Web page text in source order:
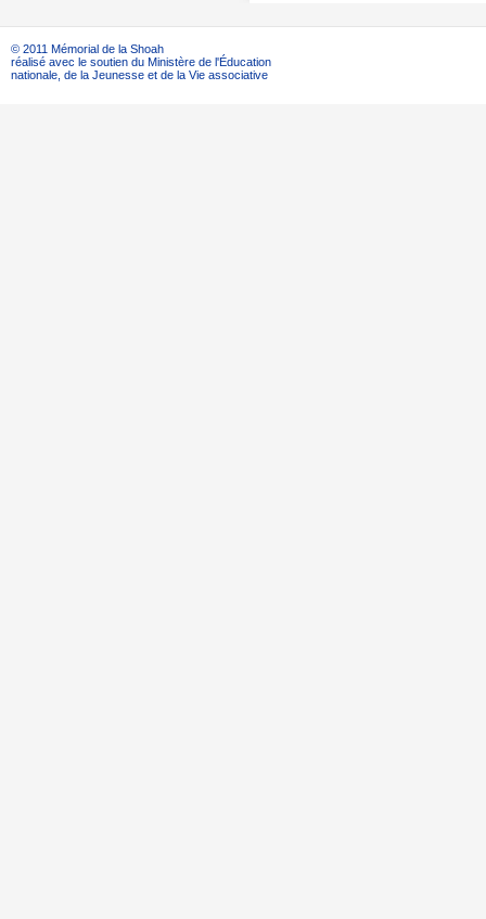
© 2011 Mémorial de la Shoah
réalisé avec le soutien du Ministère de l'Éducation
nationale, de la Jeunesse et de la Vie associative